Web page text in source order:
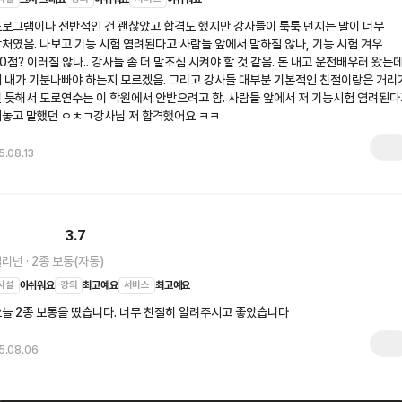
로그램이나 전반적인 건 괜찮았고 합격도 했지만 강사들이 툭툭 던지는 말이 너무
였음. 나보고 기능 시험 염려된다고 사람들 앞에서 말하질 않나, 기능 시험 겨우
점? 이러질 않나.. 강사들 좀 더 말조심 시켜야 할 것 같음. 돈 내고 운전배우러 왔는
내가 기분나빠야 하는지 모르겠음. 그리고 강사들 대부분 기본적인 친절이랑은 거리
듯해서 도로연수는 이 학원에서 안받으려고 함. 사람들 앞에서 저 기능시험 염려된
놓고 말했던 ㅇㅊㄱ강사님 저 합격했어요 ㅋㅋ
3.7
넌 · 2종 보통(자동)
설 아쉬워요 강의 최고예요 서비스 최고예요
늘 2종 보통을 땄습니다. 너무 친절히 알려주시고 좋았습니다